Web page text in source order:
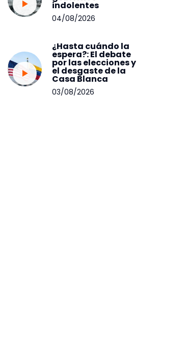
indolentes
04/08/2026
¿Hasta cuándo la
espera?: El debate
por las elecciones y
el desgaste de la
Casa Blanca
03/08/2026